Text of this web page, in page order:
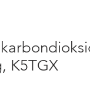
K5TGX